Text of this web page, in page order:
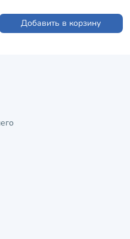
Добавить в корзину